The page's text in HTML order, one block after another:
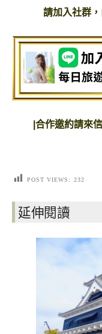
請加入社群
合作邀約請來
POST VIEWS: 232
延伸閱讀